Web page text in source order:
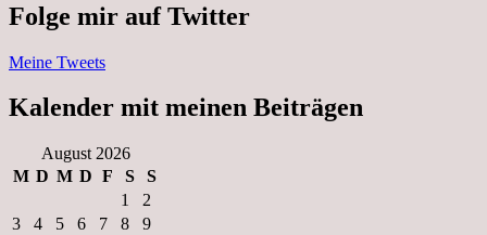
Folge mir auf Twitter
Meine Tweets
Kalender mit meinen Beiträgen
August 2026
M D M D F S
S
1
2
3
4 5 6 7 8 9